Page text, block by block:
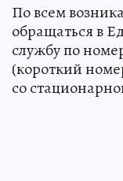
По всем
обращаться в
службу по
(короткий
со